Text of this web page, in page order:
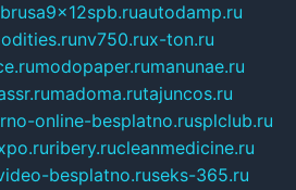
autodamp.ru
nv750.rux-ton.ru
modopaper.rumanunae.ru
madoma.rutajuncos.ru
online-besplatno.rusplclub.ru
ribery.rucleanmedicine.ru
besplatno.ruseks-365.ru